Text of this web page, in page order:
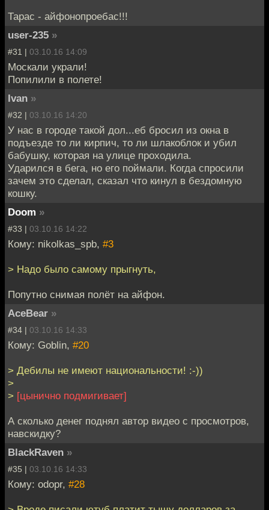
Тарас - айфонопроебас!!!
user-235 »
#31 | 03.10.16 14:09
Москали украли!
Попилили в полете!
Ivan »
#32 | 03.10.16 14:20
У нас в городе такой дол...еб бросил из окна в
подъезде то ли кирпич, то ли шлакоблок и убил
бабушку, которая на улице проходила.
Ударился в бега, но его поймали. Когда спросили
зачем это сделал, сказал что кинул в бездомную
кошку.
Doom »
#33 | 03.10.16 14:22
Кому: nikolkas_spb, #3
> Надо было самому прыгнуть,
Попутно снимая полёт на айфон.
AceBear »
#34 | 03.10.16 14:33
Кому: Goblin, #20
> Дебилы не имеют национальности! :-))
>
> [цынично подмигивает]
А сколько денег поднял автор видео с просмотров,
навскидку?
BlackRaven »
#35 | 03.10.16 14:33
Кому: odopr, #28